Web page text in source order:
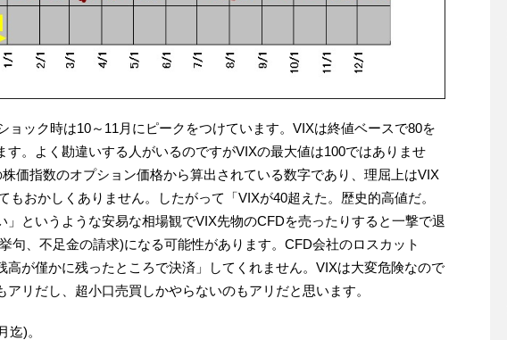
ョック時は10～11月にピークをつけています。VIXは終値ベースで80を
す。よく勘違いする人がいるのですがVIXの最大値は100ではありませ
価指数のオプション価格から算出されている数字であり、理屈上はVIX
もおかしくありません。したがって「VIXが40超えた。歴史的高値だ。
」というような安易な相場観でVIX先物のCFDを売ったりすると一撃で退
句、不足金の請求)になる可能性があります。CFD会社のロスカット
高が僅かに残ったところで決済」してくれません。VIXは大変危険なので
アリだし、超小口売買しかやらないのもアリだと思います。
迄)。